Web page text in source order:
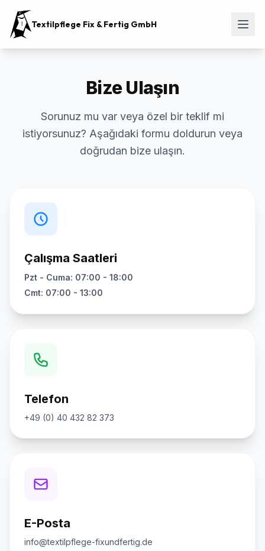
Textilpflege Fix & Fertig GmbH
Bize Ulaşın
Sorunuz mu var veya özel bir teklif mi
istiyorsunuz? Aşağıdaki formu doldurun veya
doğrudan bize ulaşın.
Çalışma Saatleri
Pzt - Cuma: 07:00 - 18:00
Cmt: 07:00 - 13:00
Telefon
+49 (0) 40 432 82 373
E-Posta
info@textilpflege-fixundfertig.de